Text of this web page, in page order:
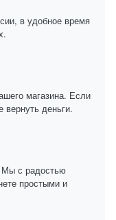
в удобное время
магазина. Если
вернуть деньги.
Мы с радостью
простыми и